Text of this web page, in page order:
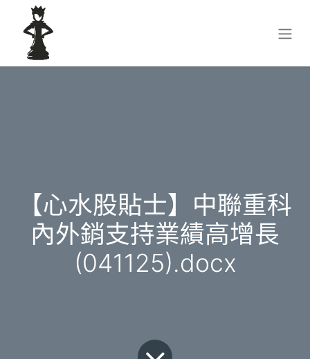
【心水股貼士】中聯重科
內外銷支持業績高增長
(041125).docx